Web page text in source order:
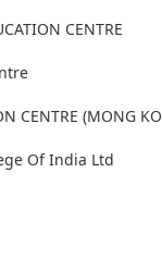
CENTRE
CENTRE (MONG
Of India Ltd